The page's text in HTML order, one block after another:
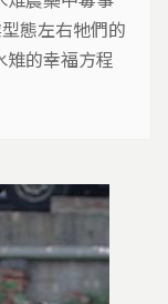
態左右牠們的
雉的幸福方程